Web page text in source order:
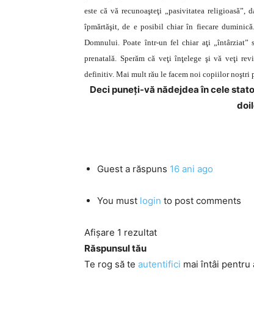
este că vă recunoaşteţi „pasivitatea
îpmărtăşit, de e posibil chiar în fiecare
Domnului. Poate într-un fel chiar aţi „întârziat”
prenatală. Sperăm că veţi înţelege şi vă veţi
definitiv. Mai mult rău le facem noi copiilor noştri
Deci puneți-vă nădejdea în cele
Guest a răspuns 16 ani ago
You must login to post comments
Afișare 1 rezultat
Răspunsul tău
Te rog să te autentifici mai întâi pentru